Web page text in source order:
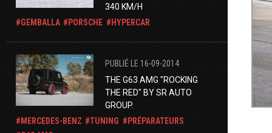
340 KM/H
GEMBALLA
PORSCHE HYPERCAR
PUBLIÉ LE 16-09-2014
THE G63 AMG "ROCKING
THE RED" BY SR AUTO
GROUP.
MERCEDES-BENZ
TUNING
PRÉPARATEURS